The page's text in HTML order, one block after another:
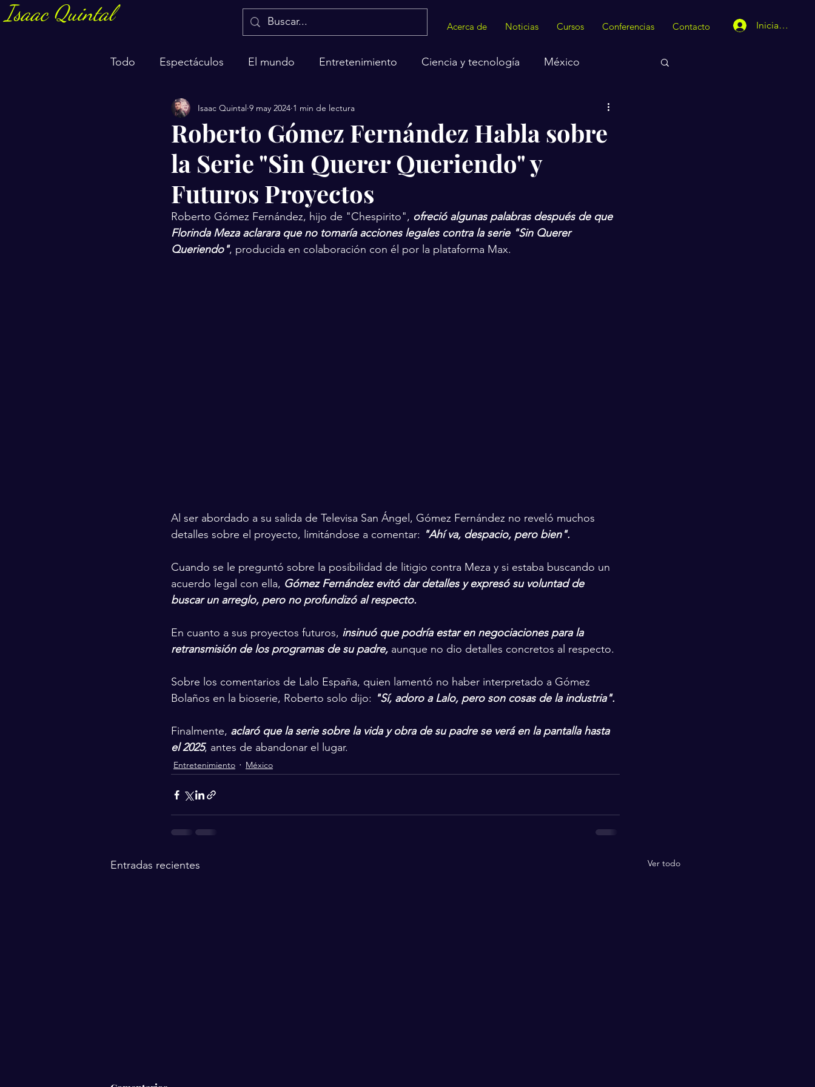
Isaac Quintal
Acerca de Noticias Cursos Conferencias Contacto Iniciar sesión
Todo Espectáculos El mundo Entretenimiento Ciencia y tecnología México
Marketing y negocios Salud
Roberto Gómez Fernández Habla sobre
la Serie "Sin Querer Queriendo" y
Futuros Proyectos
Isaac Quintal 9 may 2024 1 min de lectura
Roberto Gómez Fernández, hijo de "Chespirito", ofreció algunas palabras después de que
Florinda Meza aclarara que no tomaría acciones legales contra la serie "Sin Querer
Queriendo", producida en colaboración con él por la plataforma Max.
Al ser abordado a su salida de Televisa San Ángel, Gómez Fernández no reveló muchos
detalles sobre el proyecto, limitándose a comentar: "Ahí va, despacio, pero bien".
Cuando se le preguntó sobre la posibilidad de litigio contra Meza y si estaba buscando un
acuerdo legal con ella, Gómez Fernández evitó dar detalles y expresó su voluntad de
buscar un arreglo, pero no profundizó al respecto.
En cuanto a sus proyectos futuros, insinuó que podría estar en negociaciones para la
retransmisión de los programas de su padre, aunque no dio detalles concretos al respecto.
Sobre los comentarios de Lalo España, quien lamentó no haber interpretado a Gómez
Bolaños en la bioserie, Roberto solo dijo: "Sí, adoro a Lalo, pero son cosas de la industria".
Finalmente, aclaró que la serie sobre la vida y obra de su padre se verá en la pantalla hasta
el 2025, antes de abandonar el lugar.
Entretenimiento México
Entradas recientes Ver todo